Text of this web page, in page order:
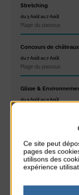
Stretching
du 3 Août au 7 Août
Plage du passous
Concours de
du 7 Août au 7 Août
Plage du passous
Glisse &
du 9 Août au 9 Août
du 9 Août au 9 Août
Place du Général de
Ce site peut
pages des
utilisons des
expérience